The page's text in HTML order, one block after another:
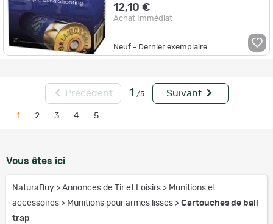
12,10 €
Achat Immédiat
Neuf - Dernier exemplaire
Précédent 1 /5 Suivant
1 2 3 4 5
Vous êtes ici
NaturaBuy > Annonces de Tir et Loisirs > Munitions et
accessoires > Munitions pour armes lisses > Cartouches de ball
trap